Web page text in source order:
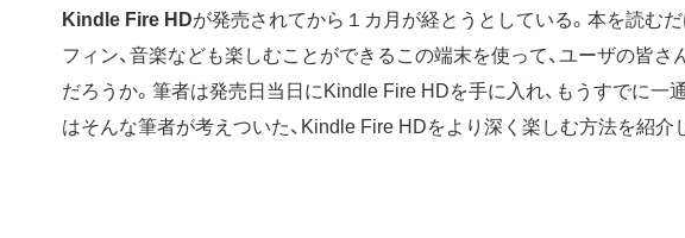
Kindle Fire HDが発売されてから１カ月が経とうとしている。本を読む
フィン、音楽なども楽しむことができるこの端末を使って、ユーザの皆
だろうか。筆者は発売日当日にKindle Fire HDを手に入れ、もうすでに一
はそんな筆者が考えついた、Kindle Fire HDをより深く楽しむ方法を紹介